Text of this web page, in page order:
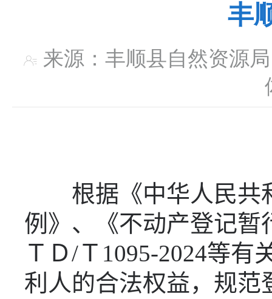
丰
来源：丰顺县自然
根据《中华人民共
例》、《不动产登记暂
ＴＤ/Ｔ 1095-2024等有
利人的合法权益，规范